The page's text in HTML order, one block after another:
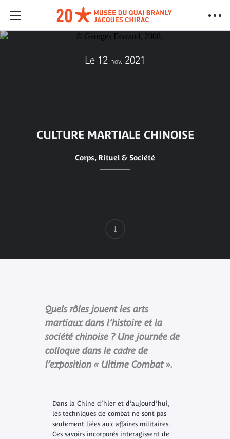
Le 12 nov. 2021
CULTURE MARTIALE CHINOISE
Corps, Rituel & Société
Quels rôles jouent les arts
martiaux dans l’histoire et la
société chinoise ? Une journée de
colloque dans le cadre de
l’exposition « Ultime Combat ».
Dans la Chine d’hier et d’aujourd’hui,
les techniques de combat ne sont pas
seulement liées aux affaires militaires.
Ces savoirs incorporés interagissent de